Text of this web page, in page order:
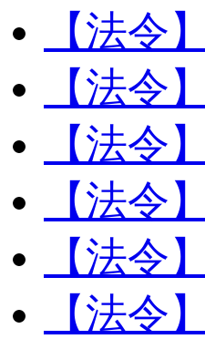
【法令
【法令
【法令
【法令
【法令
【法令